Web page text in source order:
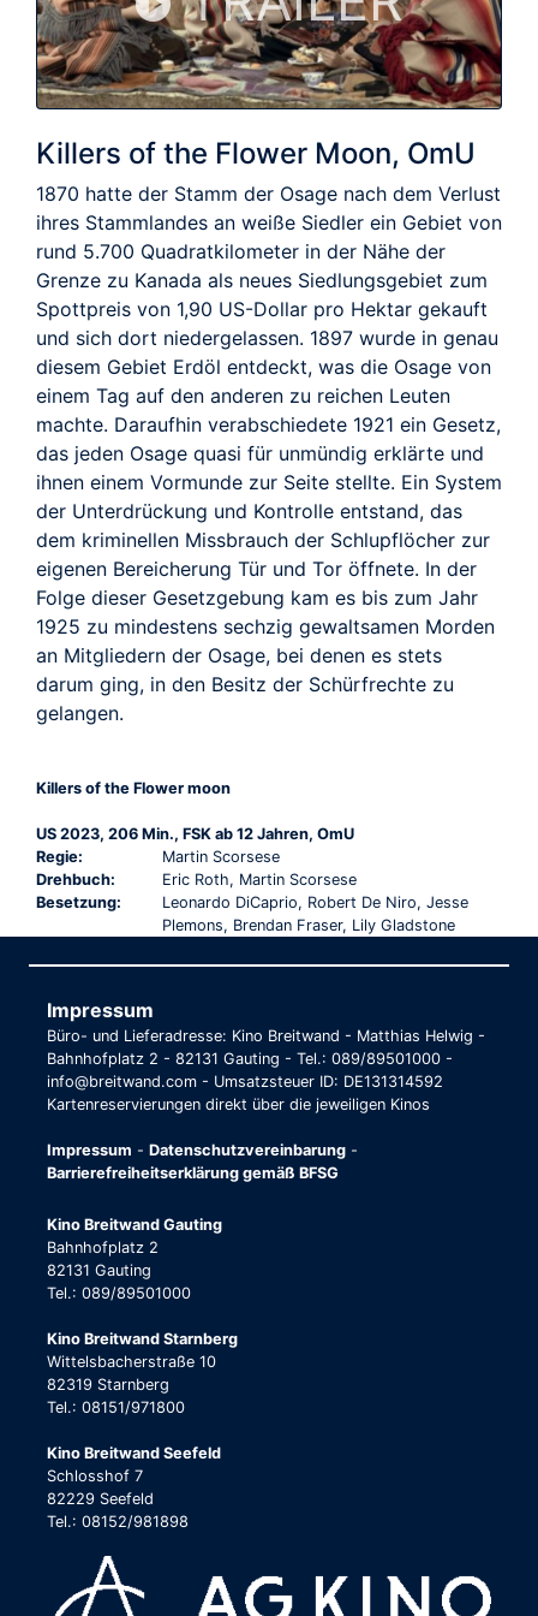
Killers of the Flower Moon, OmU
1870 hatte der Stamm der Osage nach dem Verlust
ihres Stammlandes an weiße Siedler ein Gebiet von
rund 5.700 Quadratkilometer in der Nähe der
Grenze zu Kanada als neues Siedlungsgebiet zum
Spottpreis von 1,90 US-Dollar pro Hektar gekauft
und sich dort niedergelassen. 1897 wurde in genau
diesem Gebiet Erdöl entdeckt, was die Osage von
einem Tag auf den anderen zu reichen Leuten
machte. Daraufhin verabschiedete 1921 ein Gesetz,
das jeden Osage quasi für unmündig erklärte und
ihnen einem Vormunde zur Seite stellte. Ein System
der Unterdrückung und Kontrolle entstand, das
dem kriminellen Missbrauch der Schlupflöcher zur
eigenen Bereicherung Tür und Tor öffnete. In der
Folge dieser Gesetzgebung kam es bis zum Jahr
1925 zu mindestens sechzig gewaltsamen Morden
an Mitgliedern der Osage, bei denen es stets
darum ging, in den Besitz der Schürfrechte zu
gelangen.
Killers of the Flower moon
US 2023, 206 Min., FSK ab 12 Jahren, OmU
Regie:
Martin Scorsese
Drehbuch:
Eric Roth, Martin Scorsese
Besetzung:
Leonardo DiCaprio, Robert De Niro, Jesse
Plemons, Brendan Fraser, Lily Gladstone
Impressum
Büro- und Lieferadresse: Kino Breitwand - Matthias Helwig -
Bahnhofplatz 2 - 82131 Gauting - Tel.: 089/89501000 -
info@breitwand.com - Umsatzsteuer ID: DE131314592
Kartenreservierungen direkt über die jeweiligen Kinos
Impressum - Datenschutzvereinbarung -
Barrierefreiheitserklärung gemäß BFSG
Kino Breitwand Gauting
Bahnhofplatz 2
82131 Gauting
Tel.: 089/89501000
Kino Breitwand Starnberg
Wittelsbacherstraße 10
82319 Starnberg
Tel.: 08151/971800
Kino Breitwand Seefeld
Schlosshof 7
82229 Seefeld
Tel.: 08152/981898